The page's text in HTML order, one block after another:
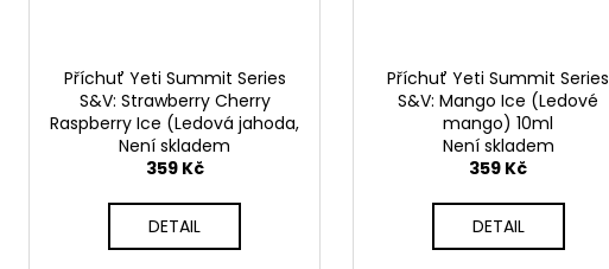
Příchuť Yeti Summit Series
S&V: Strawberry Cherry
Raspberry Ice (Ledová jahoda,
třešeň a malina) 10ml
Není skladem
359 Kč
DETAIL
Příchuť Yeti Summit Series
S&V: Mango Ice (Ledové
mango) 10ml
Není skladem
359 Kč
DETAIL